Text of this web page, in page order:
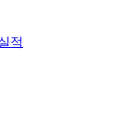
적